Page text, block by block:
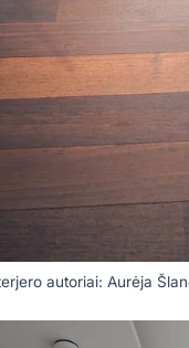
autoriai: Aurėja